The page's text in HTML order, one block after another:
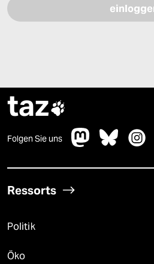
taz
Folgen Sie uns
Ressorts
Politik
Öko